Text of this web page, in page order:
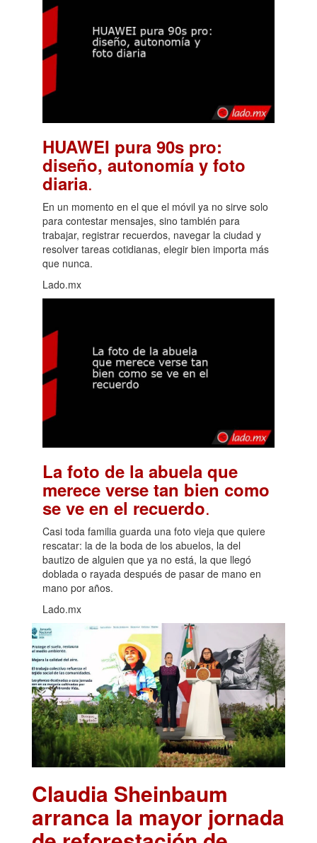
HUAWEI pura 90s pro:
diseño, autonomía y foto
diaria.
En un momento en el que el móvil ya no sirve solo
para contestar mensajes, sino también para
trabajar, registrar recuerdos, navegar la ciudad y
resolver tareas cotidianas, elegir bien importa más
que nunca.
Lado.mx
La foto de la abuela que
merece verse tan bien como
se ve en el recuerdo.
Casi toda familia guarda una foto vieja que quiere
rescatar: la de la boda de los abuelos, la del
bautizo de alguien que ya no está, la que llegó
doblada o rayada después de pasar de mano en
mano por años.
Lado.mx
Claudia Sheinbaum
arranca la mayor jornada